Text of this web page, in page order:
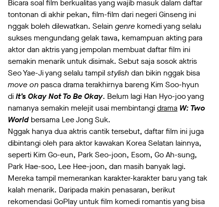
Bicara soal film berkualitas yang wajib masuk dalam daftar
tontonan di akhir pekan, film-film dari negeri Ginseng ini
nggak boleh dilewatkan. Selain genre komedi yang selalu
sukses mengundang gelak tawa, kemampuan akting para
aktor dan aktris yang jempolan membuat daftar film ini
semakin menarik untuk disimak. Sebut saja sosok aktris
Seo Yae-Ji yang selalu tampilstylishdan bikin nggak bisa
move on pasca drama terakhirnya bareng Kim Soo-hyun
diIt’s Okay Not To Be Okay. Belum lagi Han Hyo-joo yang
namanya semakin melejit usai membintangidrama W: Two
World bersama Lee Jong Suk.
Nggak hanya dua aktris cantik tersebut, daftar film ini juga
dibintangi oleh para aktor kawakan Korea Selatan lainnya,
seperti Kim Go-eun, Park Seo-joon, Esom, Go Ah-sung,
Park Hae-soo, Lee Hee-joon, dan masih banyak lagi.
Mereka tampil memerankan karakter-karakter baru yang tak
kalah menarik. Daripada makin penasaran, berikut
rekomendasi GoPlay untuk film komedi romantis yang bisa